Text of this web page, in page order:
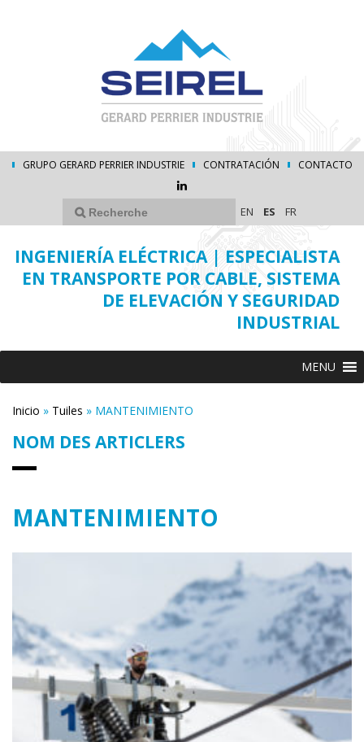
GRUPO GERARD PERRIER INDUSTRIE CONTRATACIÓN CONTACTO
EN ES FR
INGENIERÍA ELÉCTRICA | ESPECIALISTA
EN TRANSPORTE POR CABLE, SISTEMA
DE ELEVACIÓN Y SEGURIDAD
INDUSTRIAL
MENU
Inicio » Tuiles » MANTENIMIENTO
NOM DES ARTICLERS
MANTENIMIENTO